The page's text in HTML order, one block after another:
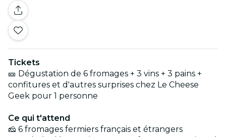
Tickets
🎫 Dégustation de 6 fromages + 3 vins + 3 pains +
confitures et d'autres surprises chez Le Cheese
Geek pour 1 personne
Ce qui t'attend
🧀 6 fromages fermiers français et étrangers